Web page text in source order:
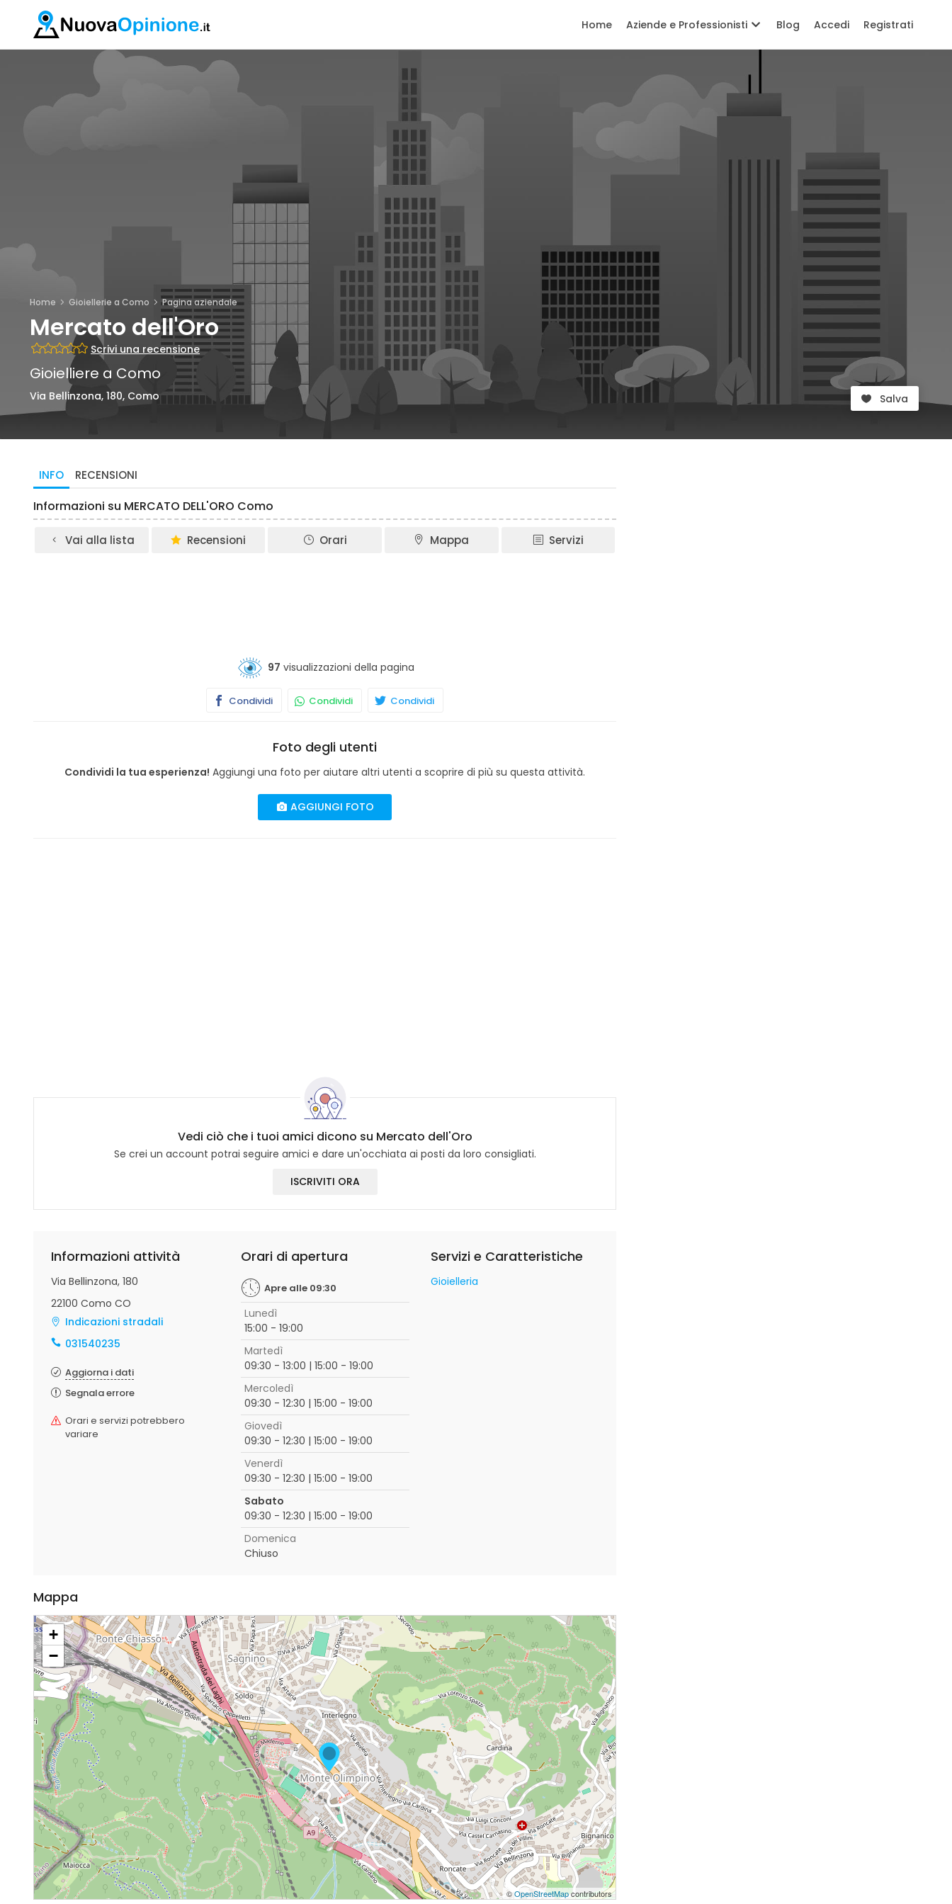
Home Aziende e Professionisti Blog Accedi Registrati
Home Gioiellerie a Como Pagina aziendale
Mercato dell'Oro
Scrivi una recensione
Gioielliere a Como
Via Bellinzona, 180, Como Salva
INFO RECENSIONI
Informazioni su MERCATO DELL'ORO Como
Vai alla lista Recensioni Orari Mappa Servizi
97 visualizzazioni della pagina
Condividi Condividi Condividi
Foto degli utenti
Condividi la tua esperienza! Aggiungi una foto per aiutare altri utenti a scoprire di più su questa attività.
AGGIUNGI FOTO
Vedi ciò che i tuoi amici dicono su Mercato dell'Oro
Se crei un account potrai seguire amici e dare un'occhiata ai posti da loro consigliati.
ISCRIVITI ORA
Informazioni attività
Via Bellinzona, 180
22100 Como CO
Indicazioni stradali
031540235
Aggiorna i dati
Segnala errore
Orari e servizi potrebbero
variare
Orari di apertura
Apre alle 09:30
Lunedì
15:00 - 19:00
Martedì
09:30 - 13:00 | 15:00 - 19:00
Mercoledì
09:30 - 12:30 | 15:00 - 19:00
Giovedì
09:30 - 12:30 | 15:00 - 19:00
Venerdì
09:30 - 12:30 | 15:00 - 19:00
Sabato
09:30 - 12:30 | 15:00 - 19:00
Domenica
Chiuso
Servizi e Caratteristiche
Gioielleria
Mappa
+
−
©OpenStreetMapcontributors